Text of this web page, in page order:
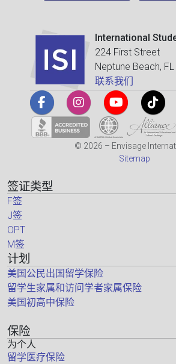
International
224 First Street
Neptune Beach,
联系我们
© 2026 – Envisage
Sitemap
签证类型
F签
J签
OPT
M签
计划
美国公民出国留学保险
留学生家属和访问学者家属保险
美国初高中保险
保险
为个人
留学医疗保险